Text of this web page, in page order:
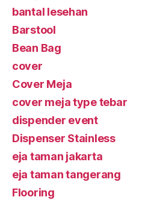
bantal lesehan
Barstool
Bean Bag
cover
Cover Meja
cover meja type tebar
dispender event
Dispenser Stainless
eja taman jakarta
eja taman tangerang
Flooring